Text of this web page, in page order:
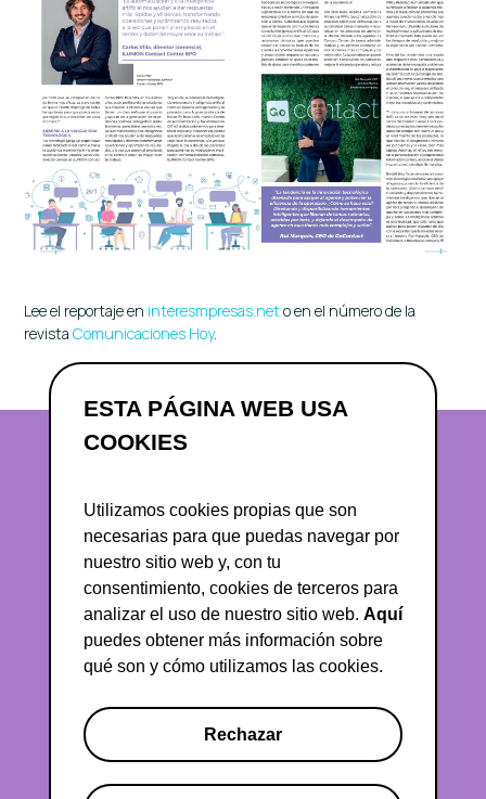
ESTA PÁGINA WEB USA
COOKIES
Utilizamos cookies propias que son
necesarias para que puedas navegar por
nuestro sitio web y, con tu
consentimiento, cookies de terceros para
analizar el uso de nuestro sitio web. Aquí
puedes obtener más información sobre
qué son y cómo utilizamos las cookies.
Rechazar
Lee el reportaje en interesmpresas.neto en el número de la
revistaComunicaciones Hoy.
abuxo@asociacioncex.org